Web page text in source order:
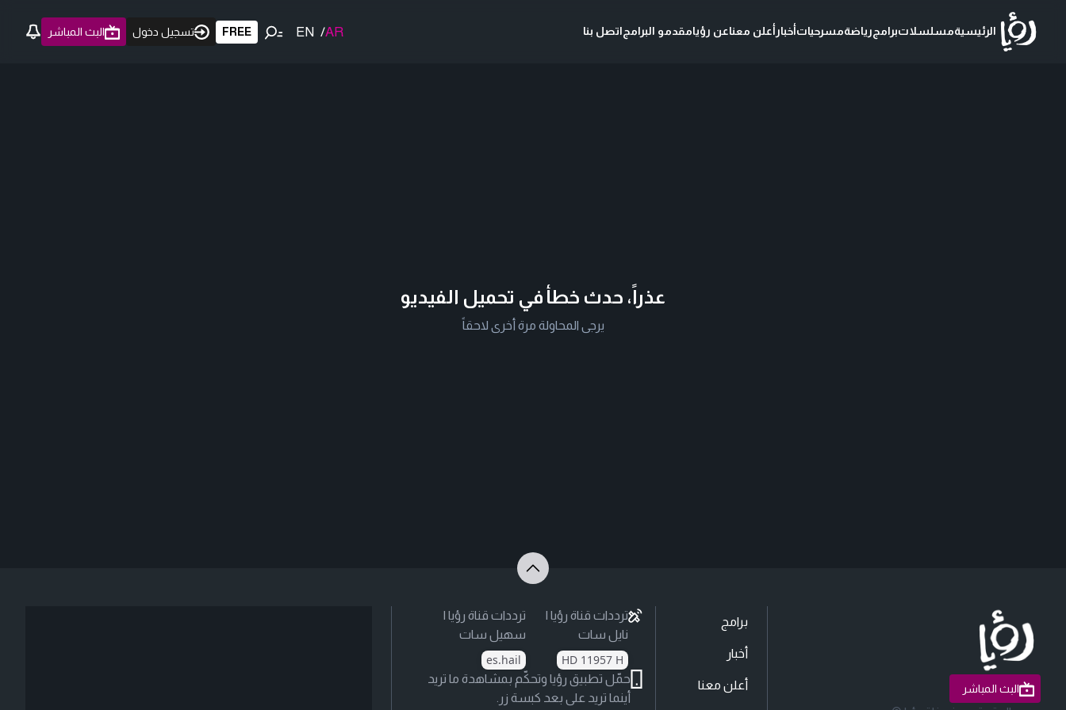
الرئيسيةمسلسلاتبرامجرياضةمسرحياتأخبارأعلن معناعن رؤيامقدمو البرامجاتصل بنا AR
/
EN
FREE تسجيل دخول البث المباشر
عذراً، حدث خطأ في تحميل الفيديو
يرجى المحاولة مرة أخرى لاحقاً
البث المباشر
برامج
أخبار
أعلن معنا
ترددات قناة رؤيا |
نايل سات
HD 11957 H
ترددات قناة رؤيا |
سهيل سات
es.hail
حمّل تطبيق رؤيا وتحكّم بمشاهدة ما تريد
أينما تريد على بعد كبسة زر.